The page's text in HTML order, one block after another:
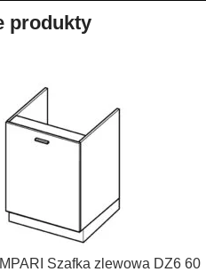
produkty
Szafka zlewowa DZ6 60